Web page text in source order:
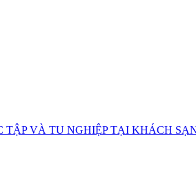
VÀ TU NGHIỆP TẠI KHÁCH